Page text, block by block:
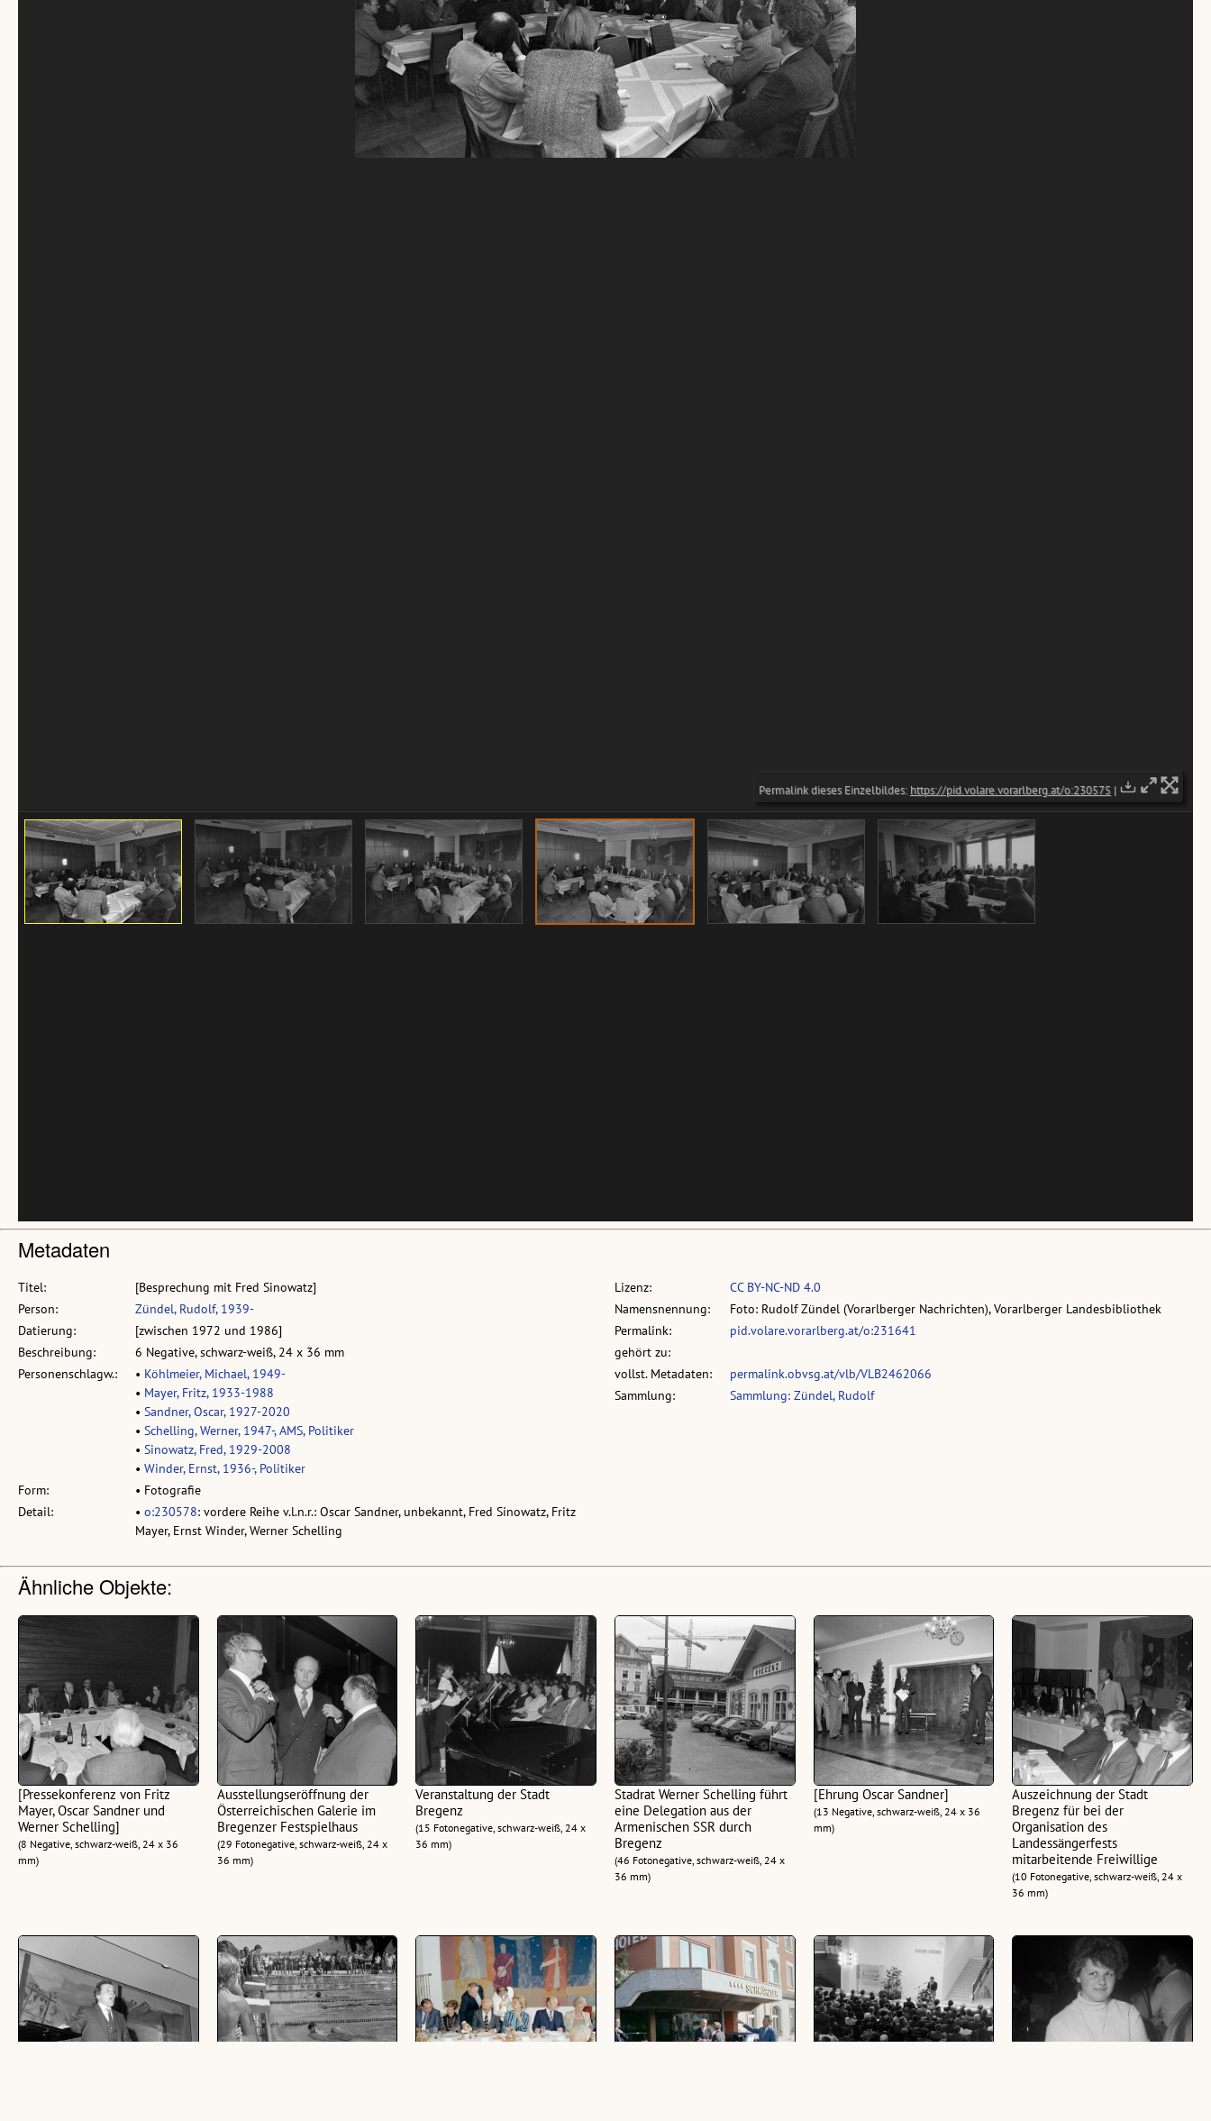
Metadaten
Titel:
[Besprechung mit Fred Sinowatz]
Person:
Zündel, Rudolf, 1939-
Datierung:
[zwischen 1972 und 1986]
Beschreibung:
6 Negative, schwarz-weiß, 24 x 36 mm
Personenschlagw.:
• Köhlmeier, Michael, 1949-
• Mayer, Fritz, 1933-1988
• Sandner, Oscar, 1927-2020
• Schelling, Werner, 1947-, AMS, Politiker
• Sinowatz, Fred, 1929-2008
• Winder, Ernst, 1936-, Politiker
Form:
• Fotografie
Detail:
• o:230578: vordere Reihe v.l.n.r.: Oscar Sandner, unbekannt, Fred Sinowatz, Fritz
Mayer, Ernst Winder, Werner Schelling
Lizenz:
CC BY-NC-ND 4.0
Namensnennung:
Foto: Rudolf Zündel (Vorarlberger Nachrichten), Vorarlberger Landesbibliothek
Permalink:
pid.volare.vorarlberg.at/o:231641
gehört zu:
vollst. Metadaten:
permalink.obvsg.at/vlb/VLB2462066
Sammlung:
Sammlung: Zündel, Rudolf
Ähnliche Objekte:
[Pressekonferenz von Fritz
Mayer, Oscar Sandner und
Werner Schelling]
(8 Negative, schwarz-weiß, 24 x 36
mm)
Ausstellungseröffnung der
Österreichischen Galerie im
Bregenzer Festspielhaus
(29 Fotonegative, schwarz-weiß, 24 x
36 mm)
Veranstaltung der Stadt
Bregenz
(15 Fotonegative, schwarz-weiß, 24 x
36 mm)
Stadrat Werner Schelling führt
eine Delegation aus der
Armenischen SSR durch
Bregenz
(46 Fotonegative, schwarz-weiß, 24 x
36 mm)
[Ehrung Oscar Sandner]
(13 Negative, schwarz-weiß, 24 x 36
mm)
Auszeichnung der Stadt
Bregenz für bei der
Organisation des
Landessängerfests
mitarbeitende Freiwillige
(10 Fotonegative, schwarz-weiß, 24 x
36 mm)